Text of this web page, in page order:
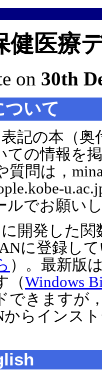
健医療
on 30th
ついて
記の本（奥
ての情報を
質問は，
ルでお願い
開発した関
に登録し
）。最新版
（Windows
できますが
からインス